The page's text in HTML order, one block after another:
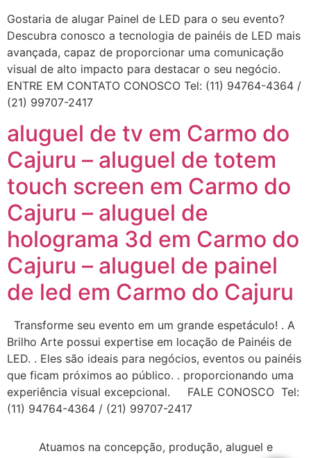
Gostaria de alugar Painel de LED para o seu evento?
Descubra conosco a tecnologia de painéis de LED mais
avançada, capaz de proporcionar uma comunicação
visual de alto impacto para destacar o seu negócio.
ENTRE EM CONTATO CONOSCO Tel: (11) 94764-4364 /
(21) 99707-2417
aluguel de tv em Carmo do
Cajuru – aluguel de totem
touch screen em Carmo do
Cajuru – aluguel de
holograma 3d em Carmo do
Cajuru – aluguel de painel
de led em Carmo do Cajuru
Transforme seu evento em um grande espetáculo! . A
Brilho Arte possui expertise em locação de Painéis de
LED. . Eles são ideais para negócios, eventos ou painéis
que ficam próximos ao público. . proporcionando uma
experiência visual excepcional. FALE CONOSCO Tel:
(11) 94764-4364 / (21) 99707-2417
Atuamos na concepção, produção, aluguel e